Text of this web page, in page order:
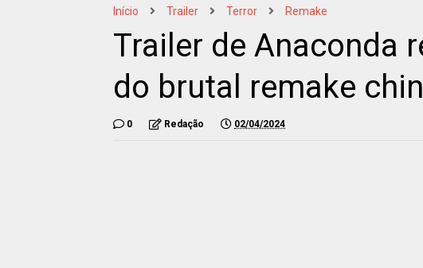
Início Trailer Terror Remake
Trailer de Anaconda
do brutal remake
0 Redação 02/04/2024